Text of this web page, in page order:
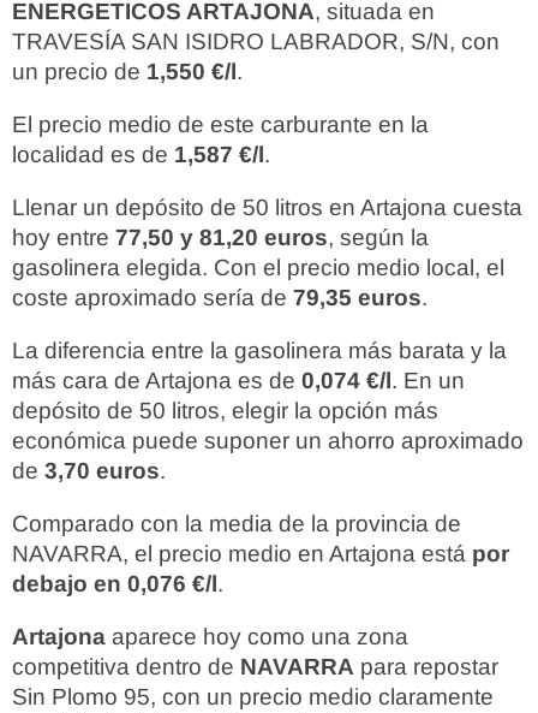
ENERGETICOS ARTAJONA, situada en
TRAVESÍA SAN ISIDRO LABRADOR, S/N, con
un precio de 1,550 €/l.
El precio medio de este carburante en la
localidad es de 1,587 €/l.
Llenar un depósito de 50 litros en Artajona cuesta
hoy entre 77,50 y 81,20 euros, según la
gasolinera elegida. Con el precio medio local, el
coste aproximado sería de 79,35 euros.
La diferencia entre la gasolinera más barata y la
más cara de Artajona es de 0,074 €/l. En un
depósito de 50 litros, elegir la opción más
económica puede suponer un ahorro aproximado
de 3,70 euros.
Comparado con la media de la provincia de
NAVARRA, el precio medio en Artajona está por
debajo en 0,076 €/l.
Artajona aparece hoy como una zona
competitiva dentro de NAVARRA para repostar
Sin Plomo 95, con un precio medio claramente